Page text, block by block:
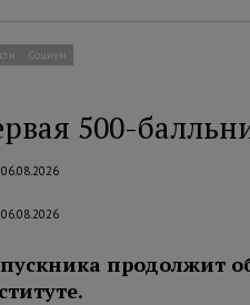
Социум
500-
продолжит